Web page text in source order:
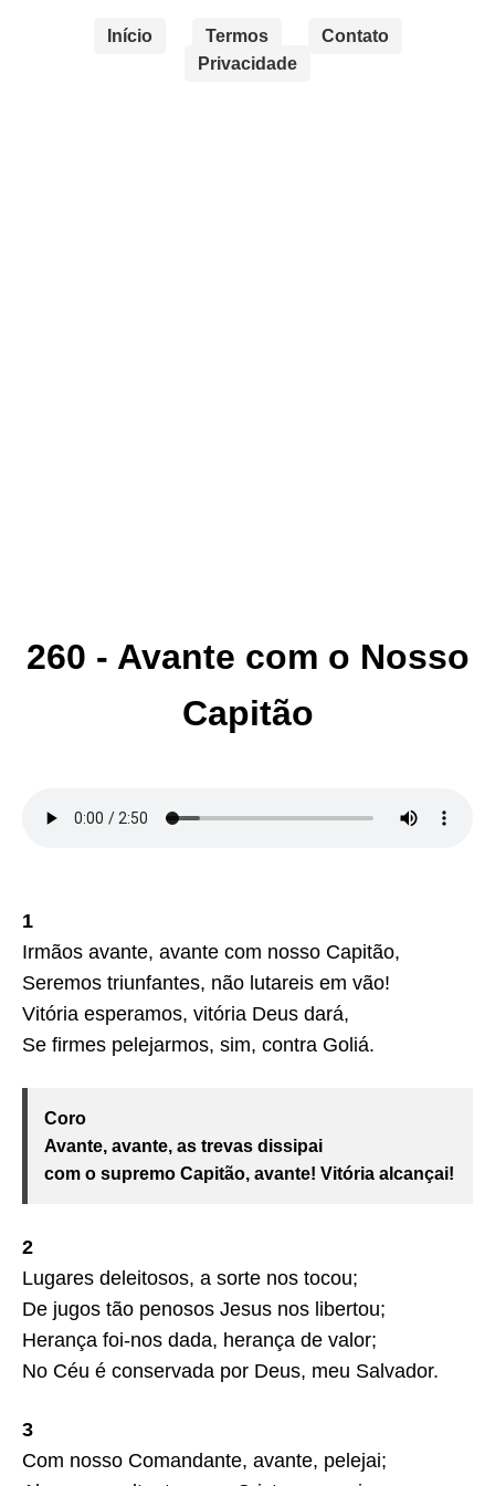
Início Termos
Contato
Privacidade
260 - Avante com o Nosso
Capitão
1
Irmãos avante, avante com nosso Capitão,
Seremos triunfantes, não lutareis em vão!
Vitória esperamos, vitória Deus dará,
Se firmes pelejarmos, sim, contra Goliá.
Coro
Avante, avante, as trevas dissipai
com o supremo Capitão, avante! Vitória alcançai!
2
Lugares deleitosos, a sorte nos tocou;
De jugos tão penosos Jesus nos libertou;
Herança foi-nos dada, herança de valor;
No Céu é conservada por Deus, meu Salvador.
3
Com nosso Comandante, avante, pelejai;